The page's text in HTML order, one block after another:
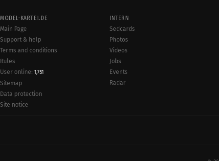
MODEL-KARTEI.DE
Main Page
Support & help
Terms and conditions
Rules
User online: 1,751
Sitemap
Data protection
Site notice
INTERN
Sedcards
Photos
Videos
Jobs
Events
Radar